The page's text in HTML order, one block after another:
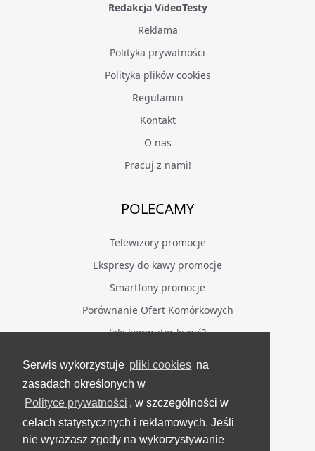
Serwis wykorzystuje pliki cookies na
zasadach określonych w
Polityce prywatności , w szczególności w
celach statystycznych i reklamowych. Jeśli
nie wyrażasz zgody na wykorzystywanie
Redakcja VideoTesty
Reklama
Polityka prywatności
Polityka plików cookies
Regulamin
Kontakt
O nas
Pracuj z nami!
POLECAMY
Telewizory promocje
Ekspresy do kawy promocje
Smartfony promocje
Porównanie Ofert Komórkowych
Jaki komputer kupić?
BĄDŹ NA BIEŻĄCO
Facebook
Grupa Testerzy Videotestów